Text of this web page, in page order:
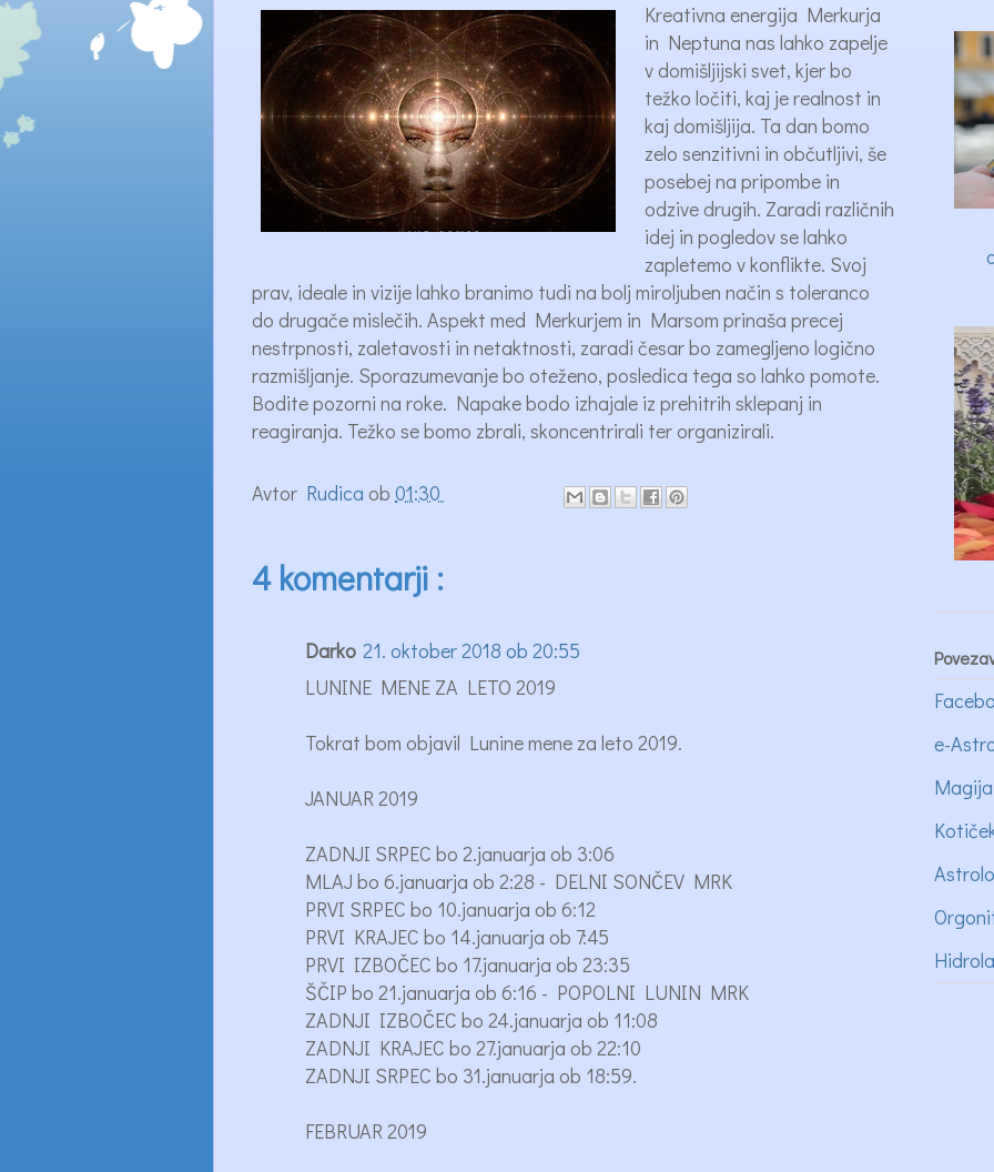
Kreativna energija Merkurja
in Neptuna nas lahko zapelje
v domišljijski svet, kjer bo
težko ločiti, kaj je realnost in
kaj domišljija. Ta dan bomo
zelo senzitivni in občutljivi, še
posebej na pripombe in
odzive drugih. Zaradi različnih
idej in pogledov se lahko
zapletemo v konflikte. Svoj
prav, ideale in vizije lahko branimo tudi na bolj miroljuben način s toleranco
do drugače mislečih. Aspekt med Merkurjem in Marsom prinaša precej
nestrpnosti, zaletavosti in netaktnosti, zaradi česar bo zamegljeno logično
razmišljanje. Sporazumevanje bo oteženo, posledica tega so lahko pomote.
Bodite pozorni na roke. Napake bodo izhajale iz prehitrih sklepanj in
reagiranja. Težko se bomo zbrali, skoncentrirali ter organizirali.
Avtor Rudica ob 01:30
4 komentarji :
Darko 21. oktober 2018 ob 20:55
LUNINE MENE ZA LETO 2019
Tokrat bom objavil Lunine mene za leto 2019.
JANUAR 2019
ZADNJI SRPEC bo 2.januarja ob 3:06
MLAJ bo 6.januarja ob 2:28 - DELNI SONČEV MRK
PRVI SRPEC bo 10.januarja ob 6:12
PRVI KRAJEC bo 14.januarja ob 7:45
PRVI IZBOČEC bo 17.januarja ob 23:35
ŠČIP bo 21.januarja ob 6:16 - POPOLNI LUNIN MRK
ZADNJI IZBOČEC bo 24.januarja ob 11:08
ZADNJI KRAJEC bo 27.januarja ob 22:10
ZADNJI SRPEC bo 31.januarja ob 18:59.
FEBRUAR 2019
e-